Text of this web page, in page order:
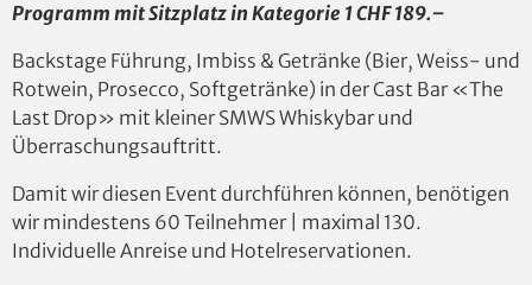
Programm mit Sitzplatz in Kategorie 1 CHF 189.–
Backstage Führung, Imbiss & Getränke (Bier, Weiss- und
Rotwein, Prosecco, Softgetränke) in der Cast Bar «The
Last Drop» mit kleiner SMWS Whiskybar und
Überraschungsauftritt.
Damit wir diesen Event durchführen können, benötigen
wir mindestens 60 Teilnehmer | maximal 130.
Individuelle Anreise und Hotelreservationen.